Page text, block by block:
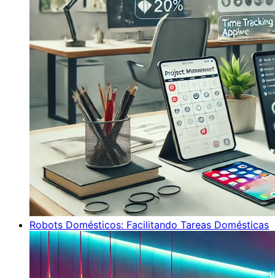
Robots Domésticos: Facilitando Tareas Domésticas